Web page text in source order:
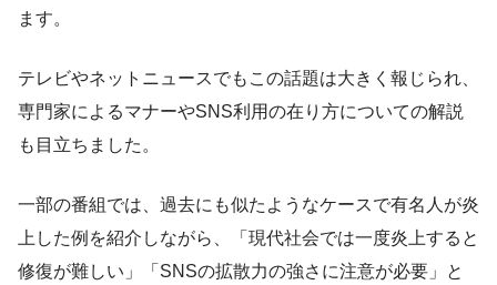
ます。
テレビやネットニュースでもこの話題は大きく報じられ、
専門家によるマナーやSNS利用の在り方についての解説
も目立ちました。
一部の番組では、過去にも似たようなケースで有名人が炎
上した例を紹介しながら、「現代社会では一度炎上すると
修復が難しい」「SNSの拡散力の強さに注意が必要」と